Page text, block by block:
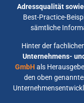
Adressqualität
Best-Practice-
sämtliche
Hinter der
Unternehmens-
GmbH als
den oben